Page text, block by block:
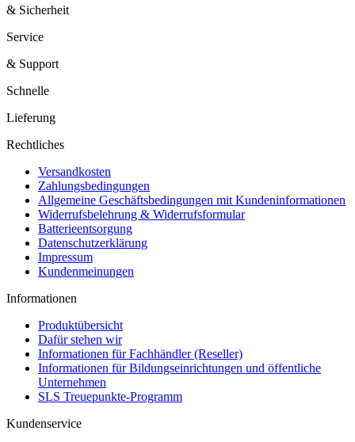
& Sicherheit
Service
& Support
Schnelle
Lieferung
Rechtliches
Versandkosten
Zahlungsbedingungen
Allgemeine Geschäftsbedingungen mit Kundeninformationen
Widerrufsbelehrung & Widerrufsformular
Batterieentsorgung
Datenschutzerklärung
Impressum
Kundenmeinungen
Informationen
Produktübersicht
Dafür stehen wir
Informationen für Fachhändler (Reseller)
Informationen für Bildungseinrichtungen und öffentliche
Unternehmen
SLS Treuepunkte-Programm
Kundenservice